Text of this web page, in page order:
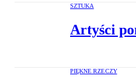
SZTUKA
Artyści
PIĘKNE RZECZY